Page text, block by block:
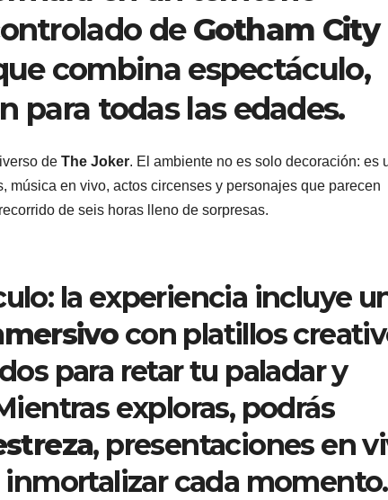
deGotham City
combina espectáculo,
para todas las edades.
de The Joker. El ambiente no es solo decoración: es
música en vivo, actos circenses y personajes que parecen
de seis horas lleno de sorpresas.
la experiencia incluye
con platillos
para retar tu paladar y
exploras, podrás
, presentaciones en
cada momento.